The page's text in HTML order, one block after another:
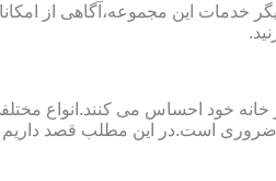
این مجموعه،آگاهی از
خود احساس می کنند.انواع
است.در این مطلب قصد داریم